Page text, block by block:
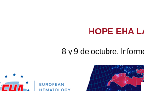
HOPE EHA
8 y 9 de octubre.